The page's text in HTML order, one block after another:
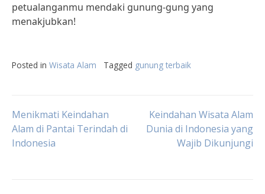
petualanganmu mendaki gunung-gung yang
menakjubkan!
Posted in Wisata Alam Tagged gunung terbaik
Post
navigation
Menikmati Keindahan
Alam di Pantai Terindah di
Indonesia
Keindahan Wisata Alam
Dunia di Indonesia yang
Wajib Dikunjungi